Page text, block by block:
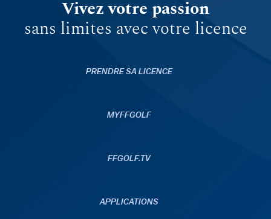
Vivez votre passion
sans limites avec votre licence
PRENDRE SA LICENCE
MYFFGOLF
FFGOLF.TV
APPLICATIONS